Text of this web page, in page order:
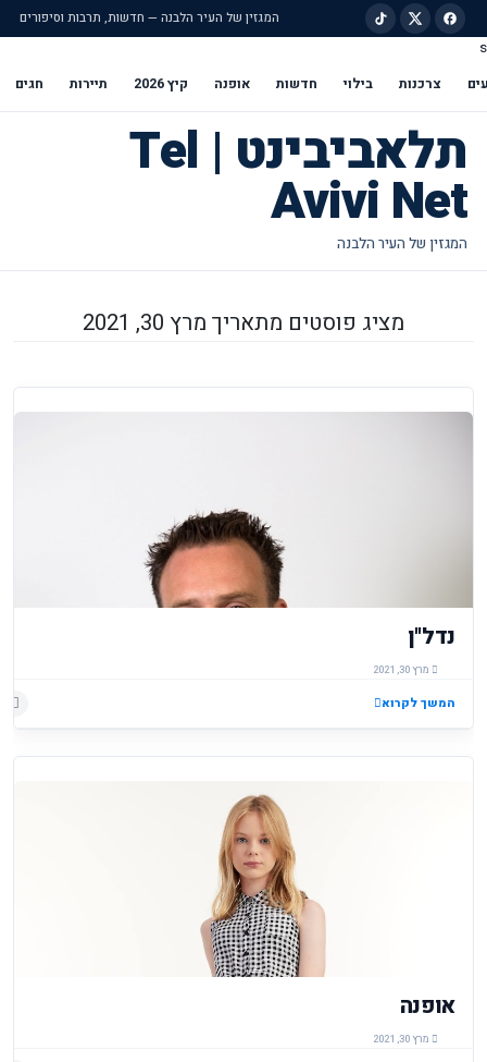
המגזין של העיר הלבנה — חדשות, תרבות וסיפורים
s
צרכנות בילוי חדשות אופנה קיץ 2026 תיירות חגים
תלאביבינט | Tel
Avivi Net
מציג פוסטים מתאריך מרץ 30, 2021
נדל"ן
מרץ 30, 2021
המשך לקרוא
אופנה
מרץ 30, 2021